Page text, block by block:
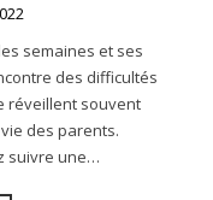
semaines et ses
des difficultés
réveillent souvent
des parents.
suivre une…